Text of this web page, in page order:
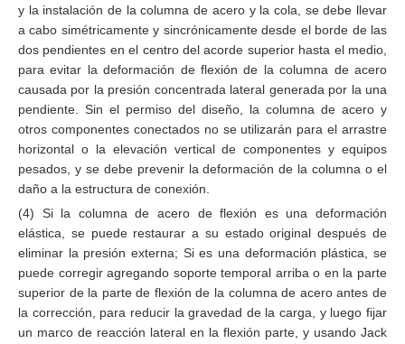
y la instalación de la columna de acero y la cola, se debe llevar
a cabo simétricamente y sincrónicamente desde el borde de las
dos pendientes en el centro del acorde superior hasta el medio,
para evitar la deformación de flexión de la columna de acero
causada por la presión concentrada lateral generada por la una
pendiente. Sin el permiso del diseño, la columna de acero y
otros componentes conectados no se utilizarán para el arrastre
horizontal o la elevación vertical de componentes y equipos
pesados, y se debe prevenir la deformación de la columna o el
daño a la estructura de conexión.
(4) Si la columna de acero de flexión es una deformación
elástica, se puede restaurar a su estado original después de
eliminar la presión externa; Si es una deformación plástica, se
puede corregir agregando soporte temporal arriba o en la parte
superior de la parte de flexión de la columna de acero antes de
la corrección, para reducir la gravedad de la carga, y luego fijar
un marco de reacción lateral en la flexión parte, y usando Jack